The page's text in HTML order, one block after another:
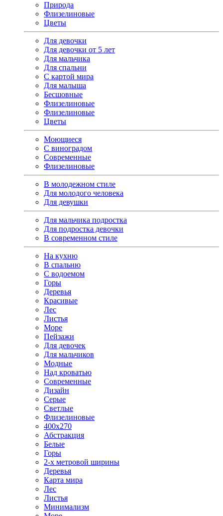
Природа
Флизелиновые
Цветы
Для девочки
Для девочки от 5 лет
Для мальчика
Для спальни
С картой мира
Для малыша
Бесшовные
Флизелиновые
Флизелиновые
Цветы
Моющиеся
С виноградом
Современные
Флизелиновые
В молодежном стиле
Для молодого человека
Для девушки
Для мальчика подростка
Для подростка девочки
В современном стиле
На кухню
В спальню
С водоемом
Горы
Деревья
Красивые
Лес
Листья
Море
Пейзажи
Для девочек
Для мальчиков
Модные
Над кроватью
Современные
Дизайн
Серые
Светлые
Флизелиновые
400х270
Абстракция
Белые
Горы
2-х метровой ширины
Деревья
Карта мира
Лес
Листья
Минимализм